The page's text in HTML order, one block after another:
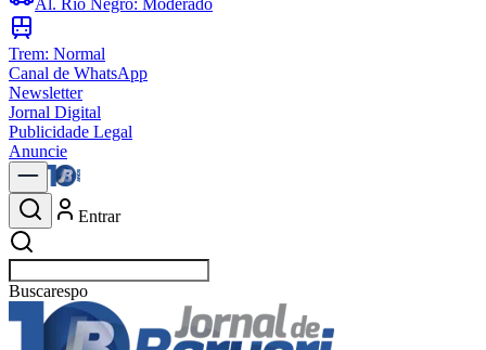
Al. Rio Negro: Moderado
Trem: Normal
Canal de WhatsApp
Newsletter
Jornal Digital
Publicidade Legal
Anuncie
Entrar
Buscarn